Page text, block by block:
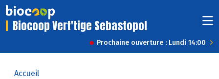
Biocoop Vert'tige Sebastopol
Prochaine ouverture : Lundi 14:00
Accueil